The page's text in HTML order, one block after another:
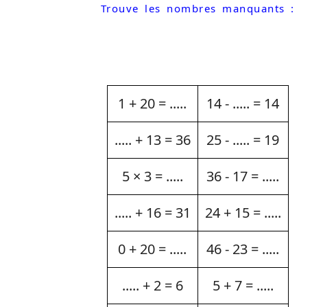
Trouve les nombres manquants :
1 + 20 = .....
14 - ..... = 14
..... + 13 = 36
25 - ..... = 19
5 × 3 = .....
36 - 17 = .....
..... + 16 = 31
24 + 15 = .....
0 + 20 = .....
46 - 23 = .....
..... + 2 = 6
5 + 7 = .....